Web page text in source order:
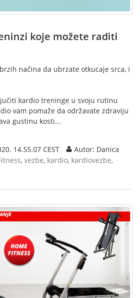
koje možete raditi
načina da ubrzate otkucaje srca, i
kardio treninge u svoju rutinu
vam pomaže da održavate zdraviju
gustinu kosti...
14.55.07 CEST
Autor: Danica
, vezbe, kardio, kardiovezbe,